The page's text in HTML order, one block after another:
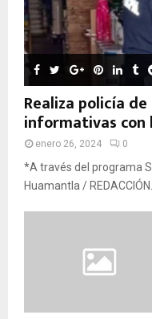
Realiza policía
informativas con
enero 26, 2024 0
*A través del programa
Huamantla / REDACCIÓN...